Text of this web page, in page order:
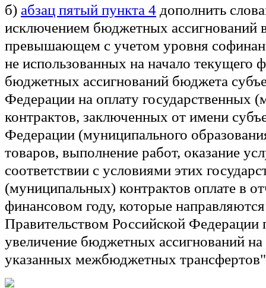
б) абзац пятый пункта 4 дополнить
исключением бюджетных ассигнований
превышающем с учетом уровня
не использованных на начало текущего
бюджетных ассигнований бюджета
Федерации на оплату государственных
контрактов, заключенных от имени
Федерации (муниципального
товаров, выполнение работ, оказание
соответствии с условиями этих
(муниципальных) контрактов оплате в
финансовом году, которые
Правительством Российской Федерации
увеличение бюджетных ассигнований на
указанных межбюджетных